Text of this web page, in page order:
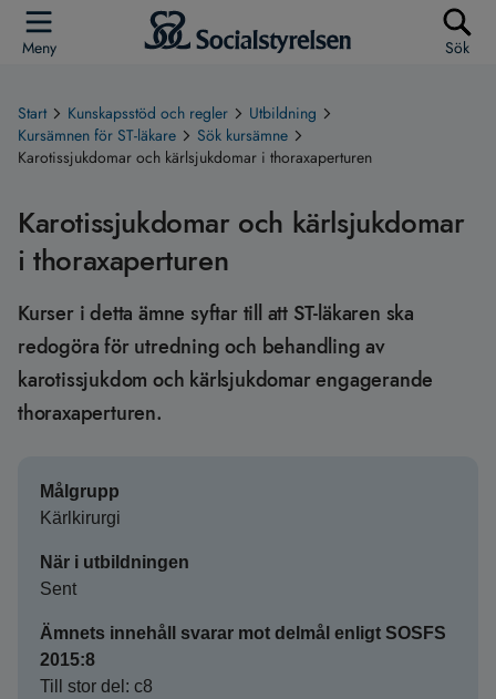
Meny Sök
Start Kunskapsstöd och regler
Utbildning
Kursämnen för ST-läkare
Sök kursämne
Karotissjukdomar och kärlsjukdomar i thoraxaperturen
Karotissjukdomar och kärlsjukdomar
i thoraxaperturen
Kurser i detta ämne syftar till att ST-läkaren ska
redogöra för utredning och behandling av
karotissjukdom och kärlsjukdomar engagerande
thoraxaperturen.
Målgrupp
Kärlkirurgi
När i utbildningen
Sent
Ämnets innehåll svarar mot delmål enligt SOSFS
2015:8
Till stor del: c8